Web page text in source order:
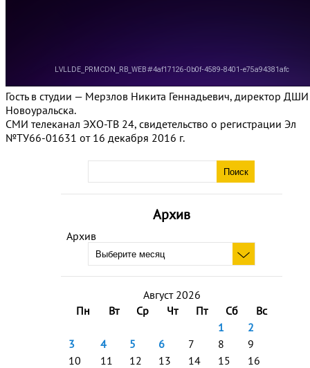
Архив
Архив
Август 2026
Пн
Вт Ср Чт Пт Сб
Вс
1
2
3
4 5 6 7 8
9
10
11 12 13 14 15
16
Гость в студии — Мерзлов Никита Геннадьевич, директор ДШИ
Новоуральска.
СМИ телеканал ЭХО-ТВ 24, свидетельство о регистрации Эл
№ТУ66-01631 от 16 декабря 2016 г.